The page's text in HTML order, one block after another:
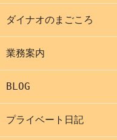
ダイナオのまごころ
業務案内
BLOG
プライベート日記